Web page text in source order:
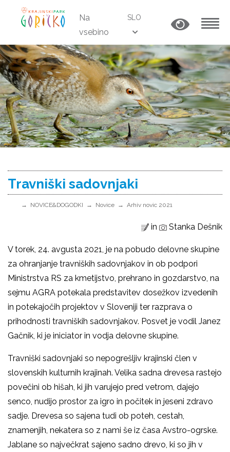
Na
vsebino
SLO
Travniški sadovnjaki
NOVICE&DOGODKI Novice Arhiv novic 2021
in Stanka Dešnik
V torek, 24. avgusta 2021, je na pobudo delovne skupine
za ohranjanje travniških sadovnjakov in ob podpori
Ministrstva RS za kmetijstvo, prehrano in gozdarstvo, na
sejmu AGRA potekala predstavitev dosežkov izvedenih
in potekajočih projektov v Sloveniji ter razprava o
prihodnosti travniških sadovnjakov. Posvet je vodil Janez
Gačnik, ki je iniciator in vodja delovne skupine.
Travniški sadovnjaki so nepogrešljiv krajinski člen v
slovenskih kulturnih krajinah. Velika sadna drevesa rastejo
povečini ob hišah, ki jih varujejo pred vetrom, dajejo
senco, nudijo prostor za igro in počitek in jeseni zdravo
sadje. Drevesa so sajena tudi ob poteh, cestah,
znamenjih, nekatera so z nami še iz časa Avstro-ogrske.
Jablane so največkrat sajeno sadno drevo, ki so jih v